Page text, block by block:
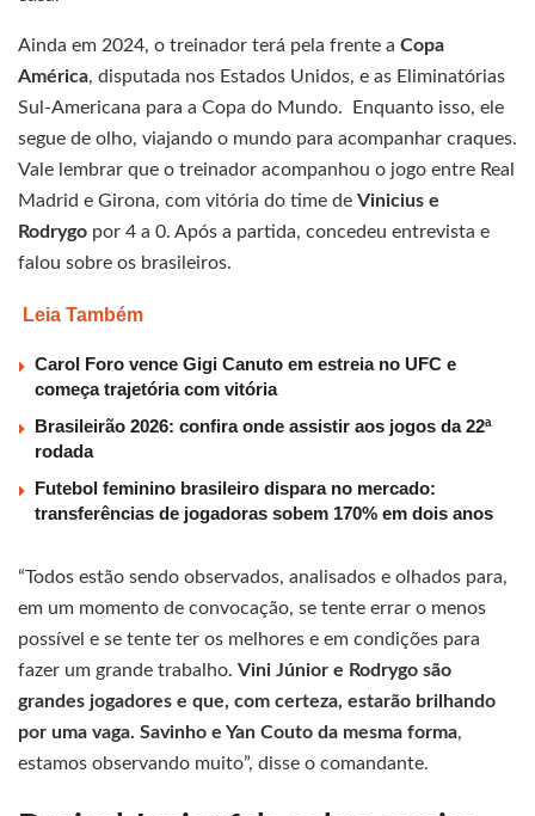
Ainda em 2024, o treinador terá pela frente a Copa
América, disputada nos Estados Unidos, e as Eliminatórias
Sul-Americana para a Copa do Mundo. Enquanto isso, ele
segue de olho, viajando o mundo para acompanhar craques.
Vale lembrar que o treinador acompanhou o jogo entre Real
Madrid e Girona, com vitória do time de Vinicius e
Rodrygo por 4 a 0. Após a partida, concedeu entrevista e
falou sobre os brasileiros.
Leia Também
Carol Foro vence Gigi Canuto em estreia no UFC e
começa trajetória com vitória
Brasileirão 2026: confira onde assistir aos jogos da 22ª
rodada
Futebol feminino brasileiro dispara no mercado:
transferências de jogadoras sobem 170% em dois anos
“Todos estão sendo observados, analisados e olhados para,
em um momento de convocação, se tente errar o menos
possível e se tente ter os melhores e em condições para
fazer um grande trabalho. Vini Júnior e Rodrygo são
grandes jogadores e que, com certeza, estarão brilhando
por uma vaga. Savinho e Yan Couto da mesma forma,
estamos observando muito”, disse o comandante.